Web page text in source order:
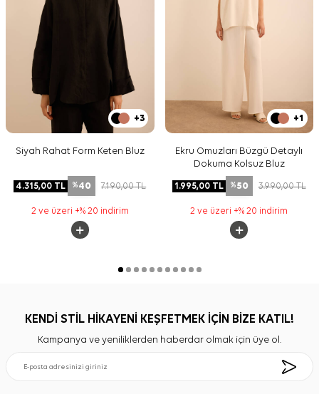
+3
Siyah Rahat Form Keten Bluz
4.315,00 TL %40 7.190,00TL
2 ve üzeri +% 20 indirim
+1
Ekru Omuzları Büzgü Detaylı
Dokuma Kolsuz Bluz
1.995,00TL %50 3.990,00TL
2 ve üzeri +% 20 indirim
KENDİ STİL HİKAYENİ KEŞFETMEK İÇİN BİZE KATIL!
Kampanya ve yeniliklerden haberdar olmak için üye ol.